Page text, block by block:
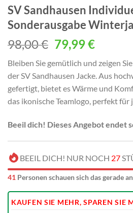
SV Sandhausen
Sonderausgabe
98,00€ Ursprünglicher
Preis
war:
98,00 €
79,99€
ist:
79,99
Bleiben Sie gemütlich und zeigen
der SV Sandhausen Jacke. Aus
gefertigt, bietet es Wärme und
das ikonische Teamlogo, perfekt für
Beeil dich! Dieses Angebot endet
BEEIL DICH! NUR NOCH 27
41 Personen schauen sich das gerade an
KAUFEN SIE MEHR, SPAREN SIE